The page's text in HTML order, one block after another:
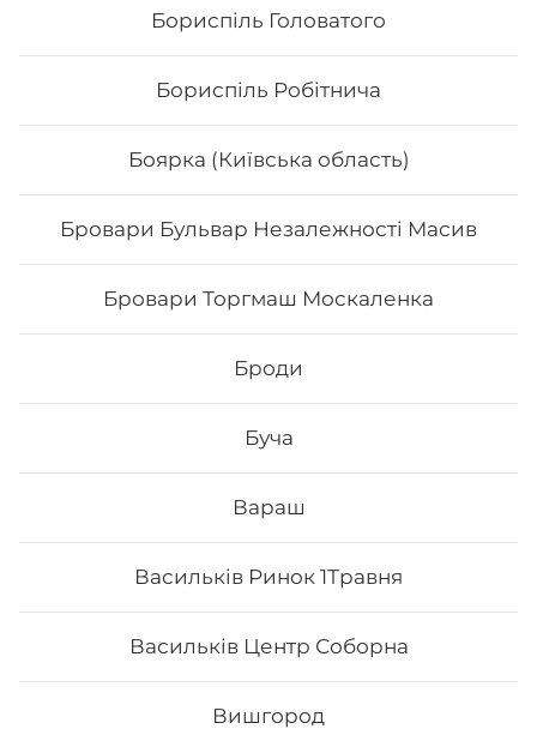
Бориспіль Головатого
Бориспіль Робітнича
Боярка (Київська область)
Бровари Бульвар Незалежності Масив
Бровари Торгмаш Москаленка
Броди
Буча
Вараш
Васильків Ринок 1Травня
Васильків Центр Соборна
Вишгород
Каліфорнія з лососем
Вага: 255 г Склад: норі, рис, тобіко, лосось, ср